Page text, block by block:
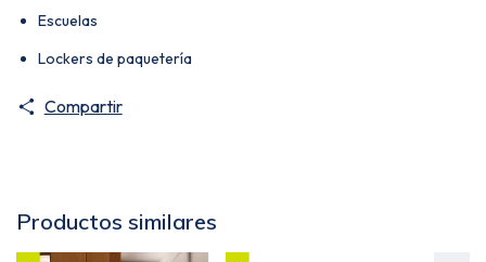
Escuelas
Lockers de paquetería
Compartir
Productos similares